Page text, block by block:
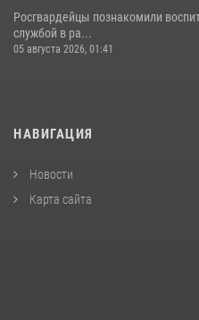
Росгвардейцы познакомили
службой в ра...
05 августа 2026, 01:41
НАВИГАЦИЯ
Новости
Карта сайта